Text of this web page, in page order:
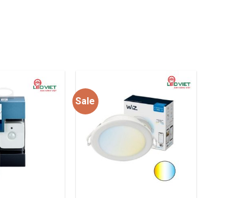
Sale
Add to
wishlist